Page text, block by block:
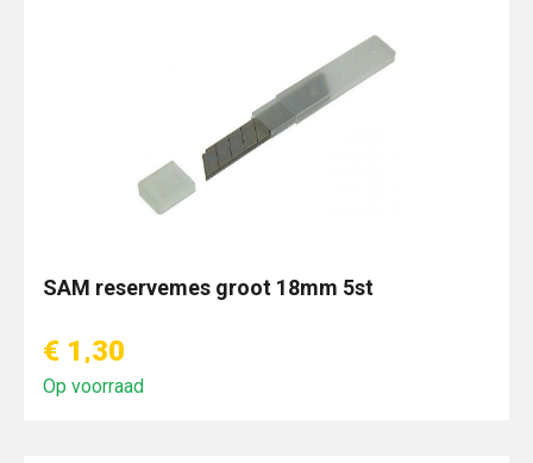
SAM reservemes groot 18mm 5st
€ 1,30
Op voorraad